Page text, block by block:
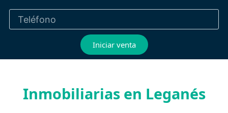
Iniciar venta
Inmobiliarias en Leganés